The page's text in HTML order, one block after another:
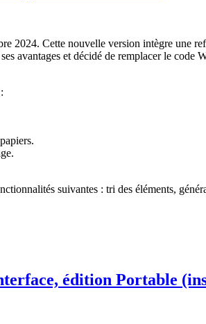
2024. Cette nouvelle version intègre une
avantages et décidé de remplacer le
suivantes : tri des éléments,
édition Portable